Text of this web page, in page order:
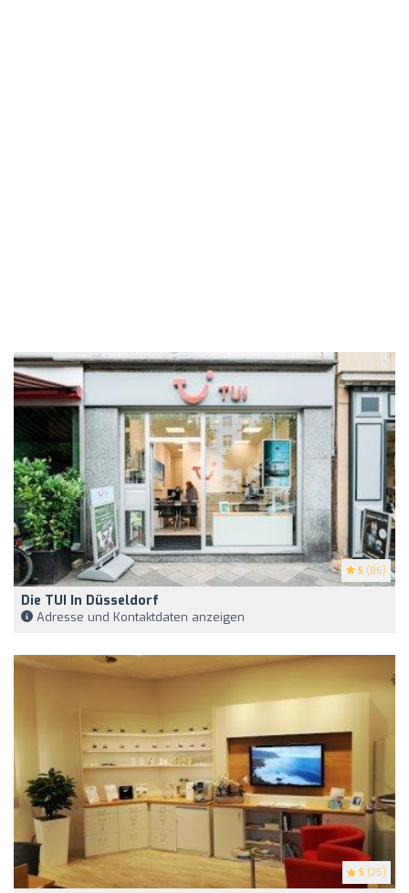
5 (86)
Die TUI In Düsseldorf
Adresse und Kontaktdaten anzeigen
5 (25)